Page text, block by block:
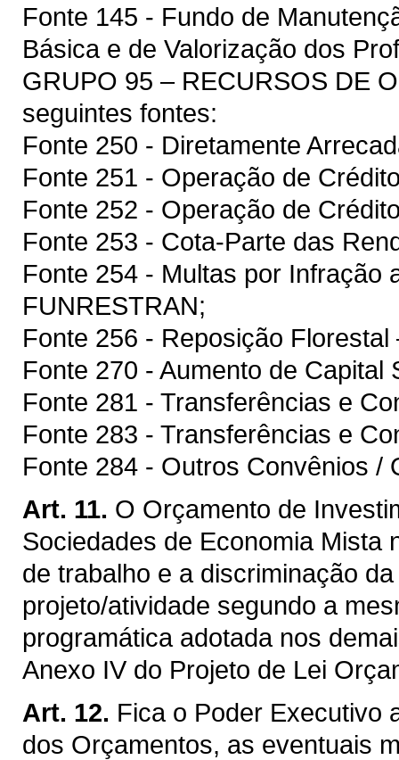
Fonte 145 - Fundo de
Básica e de Valorização dos
GRUPO 95 – RECURSOS DE
seguintes fontes:
Fonte 250 - Diretamente
Fonte 251 - Operação de
Fonte 252 - Operação de
Fonte 253 - Cota-Parte das
Fonte 254 - Multas por Infração
FUNRESTRAN;
Fonte 256 - Reposição Florestal
Fonte 270 - Aumento de Capital
Fonte 281 - Transferências e
Fonte 283 - Transferências e
Fonte 284 - Outros Convênios /
Art. 11. O Orçamento de
Sociedades de Economia Mista
de trabalho e a discriminação
projeto/atividade segundo a
programática adotada nos
Anexo IV do Projeto de Lei
Art. 12. Fica o Poder Executivo
dos Orçamentos, as eventuais